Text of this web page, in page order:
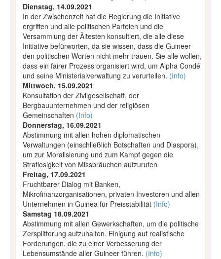
Dienstag, 14.09.2021
In der Zwischenzeit hat die Regierung die Initiative
ergriffen und alle politischen Parteien und die
Versammlung der Ältesten konsultiert, die alle diese
Initiative befürworten, da sie wissen, dass die Guineer
den politischen Worten nicht mehr trauen. Sie alle wollen,
dass ein fairer Prozess organisiert wird, um Alpha Condé
und seine Ministerialverwaltung zu verurteilen. (Info)
Mittwoch, 15.09.2021
Konsultation der Zivilgesellschaft, der
Bergbauunternehmen und der religiösen
Gemeinschaften (Info)
Donnerstag, 16.09.2021
Abstimmung mit allen hohen diplomatischen
Verwaltungen (einschließlich Botschaften und Diaspora),
um zur Moralisierung und zum Kampf gegen die
Straflosigkeit von Missbräuchen aufzurufen
Freitag, 17.09.2021
Fruchtbarer Dialog mit Banken,
Mikrofinanzorganisationen, privaten Investoren und allen
Unternehmen in Guinea für Preisstabilität (Info)
Samstag 18.09.2021
Abstimmung mit allen Gewerkschaften, um die politische
Zersplitterung aufzuhalten. Einigung auf realistische
Forderungen, die zu einer Verbesserung der
Lebensumstände aller Guineer führen. (Info)